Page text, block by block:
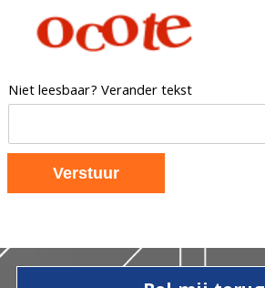
Niet leesbaar? Verander tekst